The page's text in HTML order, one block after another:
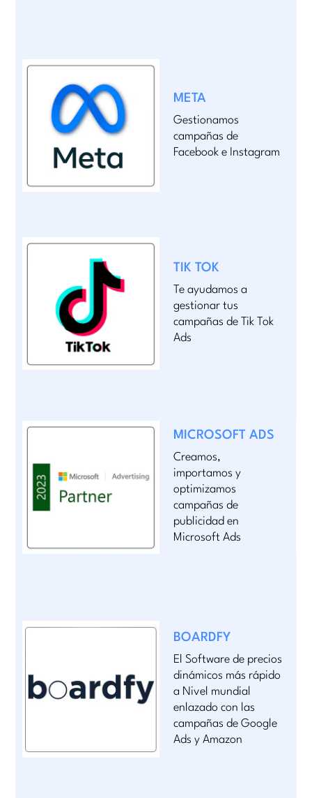
META
Gestionamos
campañas de
Facebook e Instagram
TIK TOK
Te ayudamos a
gestionar tus
campañas de Tik Tok
Ads
MICROSOFT ADS
Creamos,
importamos y
optimizamos
campañas de
publicidad en
Microsoft Ads
BOARDFY
El Software de precios
dinámicos más rápido
a Nivel mundial
enlazado con las
campañas de Google
Ads y Amazon